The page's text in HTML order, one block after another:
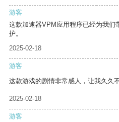
游客
这款加速器VPM应用程序已经为我们
护。
2025-02-18
游客
这款游戏的剧情非常感人，让我久久
2025-02-18
游客